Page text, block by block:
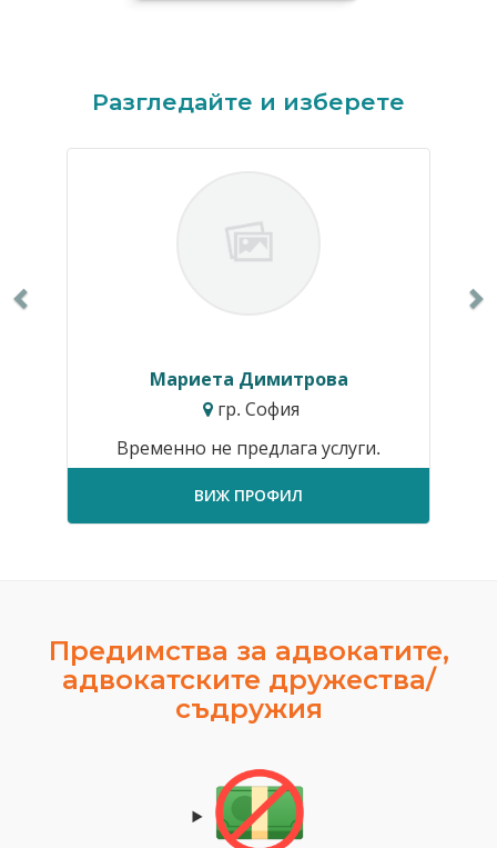
Разгледайте и изберете
Мариета Димитрова
гр. София
Временно не предлага услуги.
ВИЖ ПРОФИЛ
Предимства за адвокатите,
адвокатските дружества/
съдружия